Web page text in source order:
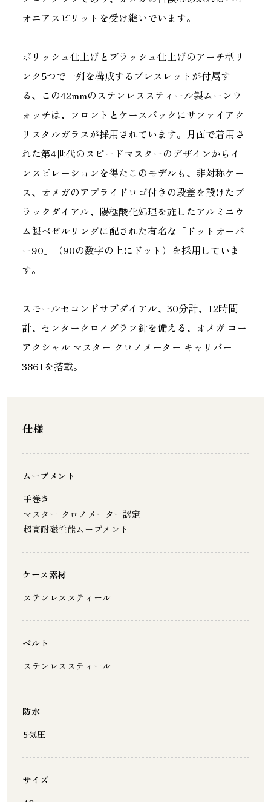
オニアスピリットを受け継いでいます。
ポリッシュ仕上げとブラッシュ仕上げのアーチ型リ
ンク5つで一列を構成するブレスレットが付属す
る、この42mmのステンレススティール製ムーンウ
ォッチは、フロントとケースバックにサファイアク
リスタルガラスが採用されています。月面で着用さ
れた第4世代のスピードマスターのデザインからイ
ンスピレーションを得たこのモデルも、非対称ケー
ス、オメガのアプライドロゴ付きの段差を設けたブ
ラックダイアル、陽極酸化処理を施したアルミニウ
ム製ベゼルリングに配された有名な「ドットオーバ
ー90」（90の数字の上にドット）を採用していま
す。
スモールセコンドサブダイアル、30分計、12時間
計、センタークロノグラフ針を備える、オメガ コー
アクシャル マスター クロノメーター キャリバー
3861を搭載。
仕様
ムーブメント
手巻き
マスター クロノメーター認 定
超高耐磁性能ムーブメン ト
ケース素材
ステンレススティー ル
ベルト
ステンレススティー ル
防水
5気圧
サイズ